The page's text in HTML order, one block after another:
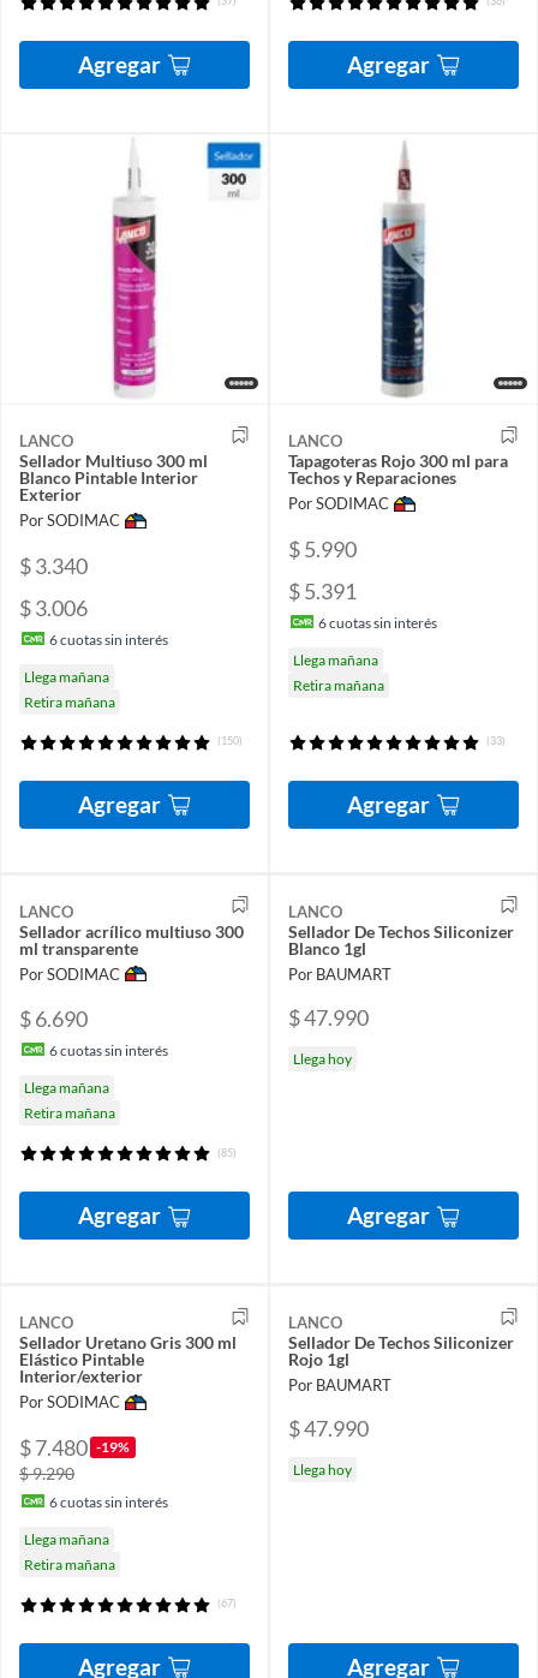
Agregar Agregar
LANCO
Sellador Multiuso 300 ml
Blanco Pintable Interior
Exterior
Por SODIMAC
$ 3.340
$ 3.006
6cuotas sin interés
Llega mañana
Retira mañana
(150)
Agregar
LANCO
Tapagoteras Rojo 300 ml para
Techos y Reparaciones
Por SODIMAC
$ 5.990
$ 5.391
6cuotas sin interés
Llega mañana
Retira mañana
(33)
Agregar
LANCO
Sellador acrílico multiuso 300
ml transparente
Por SODIMAC
$ 6.690
6cuotas sin interés
Llega mañana
Retira mañana
(85)
Agregar
LANCO
Sellador De Techos Siliconizer
Blanco 1gl
Por BAUMART
$ 47.990
Llega hoy
Agregar
LANCO
Sellador Uretano Gris 300 ml
Elástico Pintable
Interior/exterior
Por SODIMAC
$ 7.480 -19%
$ 9.290
6cuotas sin interés
Llega mañana
Retira mañana
(67)
Agregar
LANCO
Sellador De Techos Siliconizer
Rojo 1gl
Por BAUMART
$ 47.990
Llega hoy
Agregar